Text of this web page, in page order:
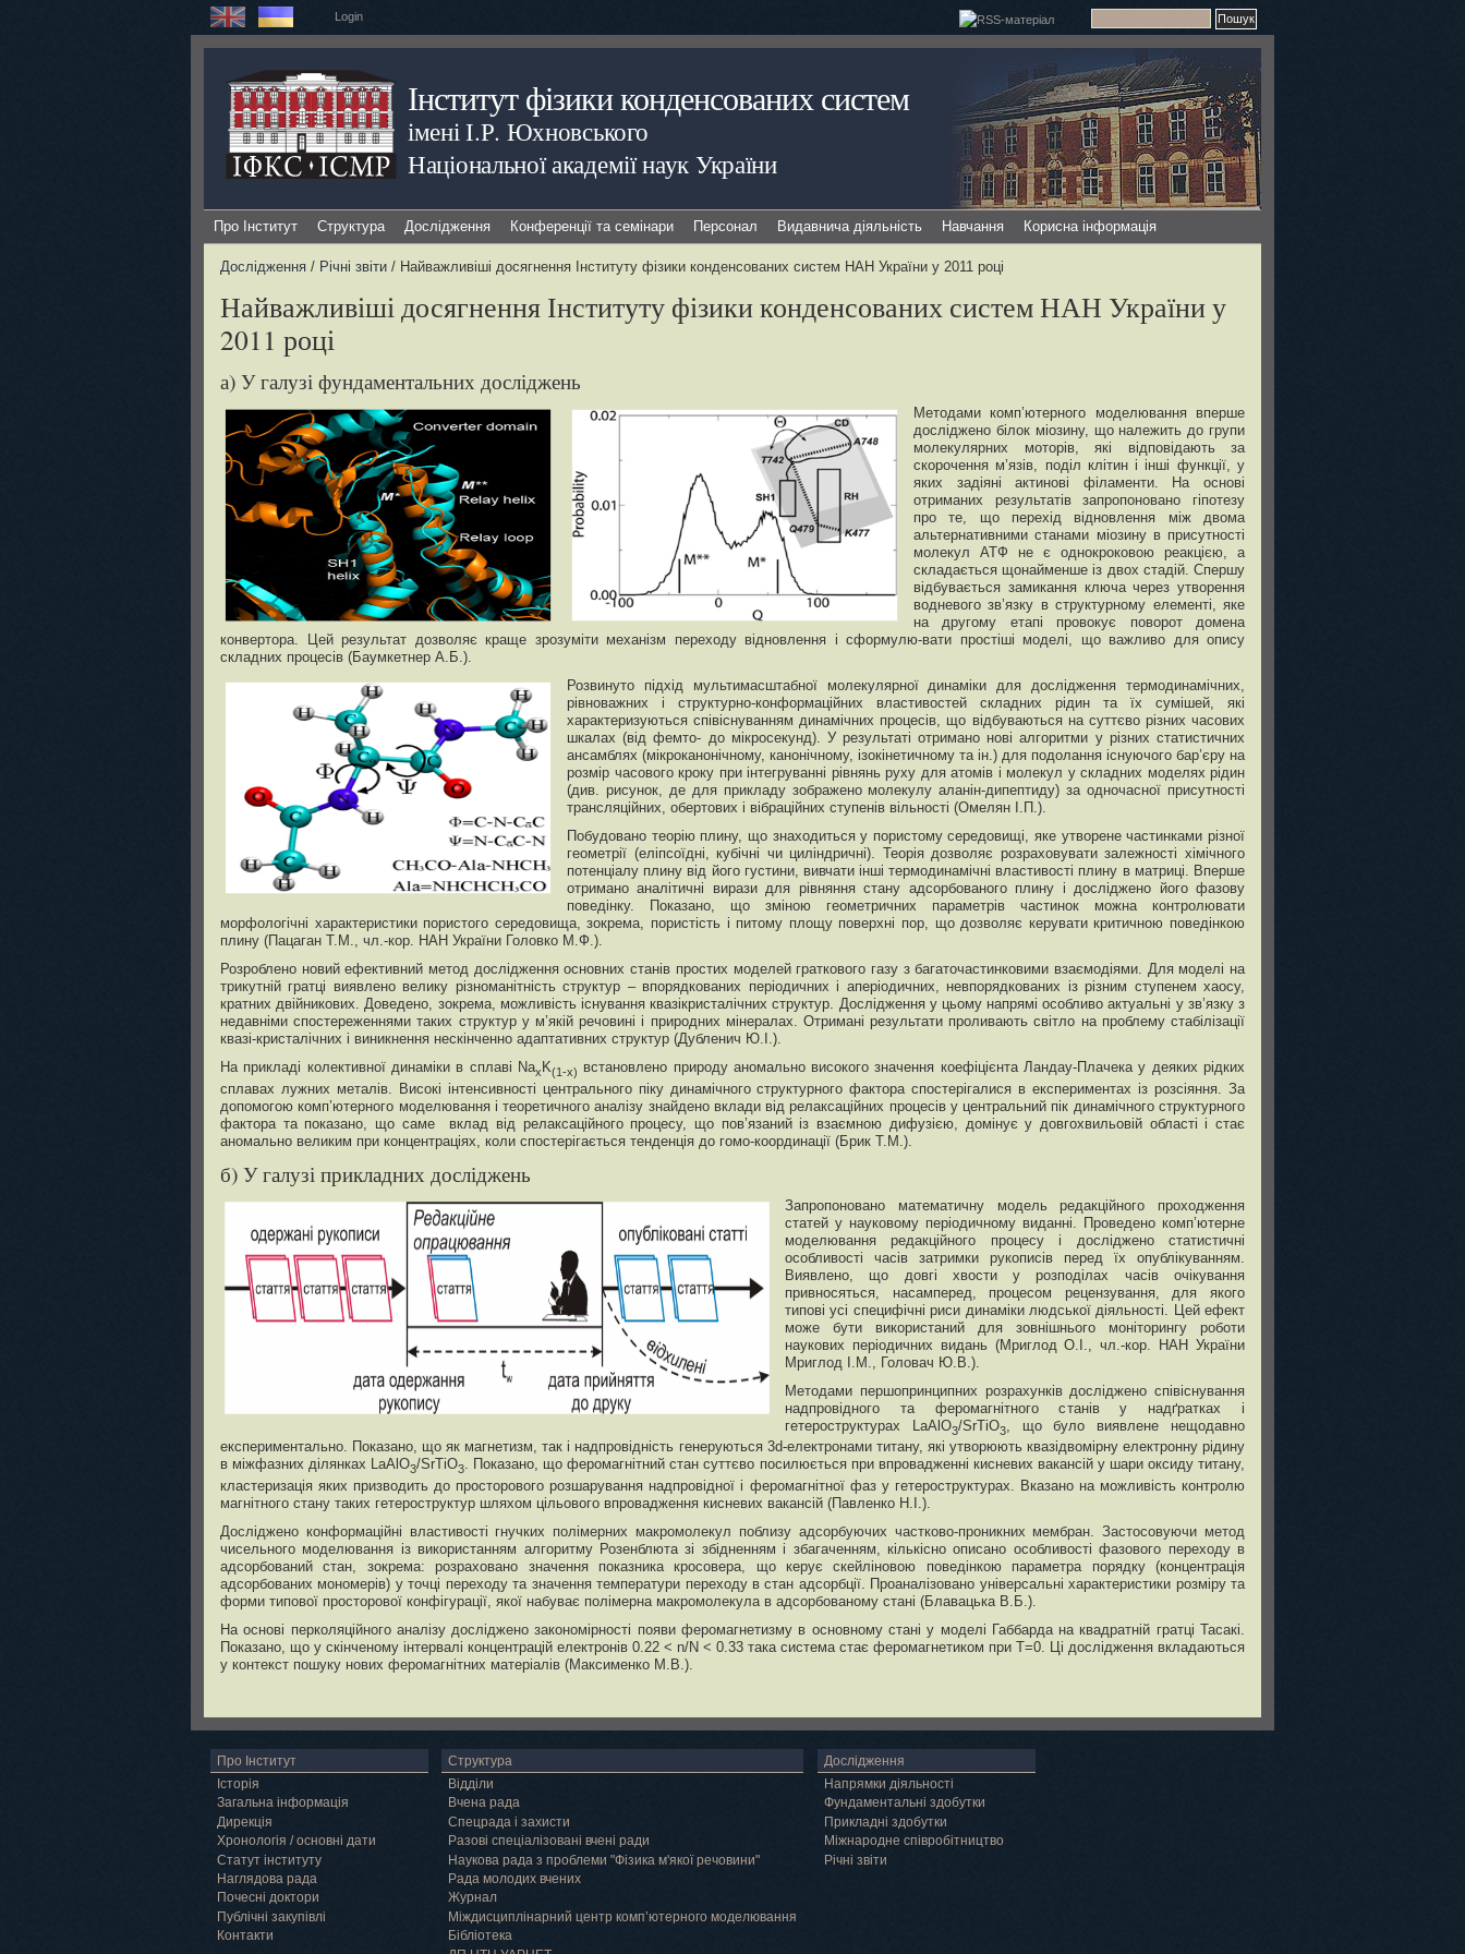
Login
Інститут фізики конденсованих систем
імені І.Р. Юхновського
Національної академії наук України
Про Інститут Структура Дослідження Конференції та семінари Персонал Видавнича діяльність Навчання Корисна інформація
Дослідження / Річні звіти / Найважливіші досягнення Інституту фізики конденсованих систем НАН України у 2011 році
Найважливіші досягнення Інституту фізики конденсованих систем НАН України у
2011 році
а) У галузі фундаментальних досліджень
Методами комп’ютерного моделювання вперше
досліджено білок міозину, що належить до групи
молекулярних моторів, які відповідають за
скорочення м’язів, поділ клітин і інші функції, у
яких задіяні актинові філаменти. На основі
отриманих результатів запропоновано гіпотезу
про те, що перехід відновлення між двома
альтернативними станами міозину в присутності
молекул АТФ не є однокроковою реакцією, а
складається щонайменше із двох стадій. Спершу
відбувається замикання ключа через утворення
водневого зв’язку в структурному елементі, яке
на другому етапі провокує поворот домена
конвертора. Цей результат дозволяє краще зрозуміти механізм переходу відновлення і сформулю-вати простіші моделі, що важливо для опису
складних процесів (Баумкетнер А.Б.).
Розвинуто підхід мультимасштабної молекулярної динаміки для дослідження термодинамічних,
рівноважних і структурно-конформаційних властивостей складних рідин та їх сумішей, які
характеризуються співіснуванням динамічних процесів, що відбуваються на суттєво різних часових
шкалах (від фемто- до мікросекунд). У результаті отримано нові алгоритми у різних статистичних
ансамблях (мікроканонічному, канонічному, ізокінетичному та ін.) для подолання існуючого бар’єру на
розмір часового кроку при інтегруванні рівнянь руху для атомів і молекул у складних моделях рідин
(див. рисунок, де для прикладу зображено молекулу аланін-дипептиду) за одночасної присутності
трансляційних, обертових і вібраційних ступенів вільності (Омелян І.П.).
Побудовано теорію плину, що знаходиться у пористому середовищі, яке утворене частинками різної
геометрії (еліпсоїдні, кубічні чи циліндричні). Теорія дозволяє розраховувати залежності хімічного
потенціалу плину від його густини, вивчати інші термодинамічні властивості плину в матриці. Вперше
отримано аналітичні вирази для рівняння стану адсорбованого плину і досліджено його фазову
поведінку. Показано, що зміною геометричних параметрів частинок можна контролювати
морфологічні характеристики пористого середовища, зокрема, пористість і питому площу поверхні пор, що дозволяє керувати критичною поведінкою
плину (Пацаган Т.М., чл.-кор. НАН України Головко М.Ф.).
Розроблено новий ефективний метод дослідження основних станів простих моделей граткового газу з багаточастинковими взаємодіями. Для моделі на
трикутній гратці виявлено велику різноманітність структур – впорядкованих періодичних і аперіодичних, невпорядкованих із різним ступенем хаосу,
кратних двійникових. Доведено, зокрема, можливість існування квазікристалічних структур. Дослідження у цьому напрямі особливо актуальні у зв’язку з
недавніми спостереженнями таких структур у м’якій речовині і природних мінералах. Отримані результати проливають світло на проблему стабілізації
квазі-кристалічних і виникнення нескінченно адаптативних структур (Дубленич Ю.І.).
На прикладі колективної динаміки в сплаві Nax K(1-x) встановлено природу аномально високого значення коефіцієнта Ландау-Плачека у деяких рідких
сплавах лужних металів. Високі інтенсивності центрального піку динамічного структурного фактора спостерігалися в експериментах із розсіяння. За
допомогою комп’ютерного моделювання і теоретичного аналізу знайдено вклади від релаксаційних процесів у центральний пік динамічного структурного
фактора та показано, що саме вклад від релаксаційного процесу, що пов’язаний із взаємною дифузією, домінує у довгохвильовій області і стає
аномально великим при концентраціях, коли спостерігається тенденція до гомо-координації (Брик Т.М.).
б) У галузі прикладних досліджень
Запропоновано математичну модель редакційного проходження
статей у науковому періодичному виданні. Проведено комп’ютерне
моделювання редакційного процесу і досліджено статистичні
особливості часів затримки рукописів перед їх опублікуванням.
Виявлено, що довгі хвости у розподілах часів очікування
привносяться, насамперед, процесом рецензування, для якого
типові усі специфічні риси динаміки людської діяльності. Цей ефект
може бути використаний для зовнішнього моніторингу роботи
наукових періодичних видань (Мриглод О.І., чл.-кор. НАН України
Мриглод І.М., Головач Ю.В.).
Методами першопринципних розрахунків досліджено співіснування
надпровідного та феромагнітного станів у надґратках і
гетероструктурах LaAlO3/SrTiO3, що було виявлене нещодавно
експериментально. Показано, що як магнетизм, так і надпровідність генеруються 3d-електронами титану, які утворюють квазідвомірну електронну рідину
в міжфазних ділянках LaAlO3/SrTiO3. Показано, що феромагнітний стан суттєво посилюється при впровадженні кисневих вакансій у шари оксиду титану,
кластеризація яких призводить до просторового розшарування надпровідної і феромагнітної фаз у гетероструктурах. Вказано на можливість контролю
магнітного стану таких гетероструктур шляхом цільового впровадження кисневих вакансій (Павленко Н.І.).
Досліджено конформаційні властивості гнучких полімерних макромолекул поблизу адсорбуючих частково-проникних мембран. Застосовуючи метод
чисельного моделювання із використанням алгоритму Розенблюта зі збідненням і збагаченням, кількісно описано особливості фазового переходу в
адсорбований стан, зокрема: розраховано значення показника кросовера, що керує скейліновою поведінкою параметра порядку (концентрація
адсорбованих мономерів) у точці переходу та значення температури переходу в стан адсорбції. Проаналізовано універсальні характеристики розміру та
форми типової просторової конфігурації, якої набуває полімерна макромолекула в адсорбованому стані (Блавацька В.Б.).
На основі перколяційного аналізу досліджено закономірності появи феромагнетизму в основному стані у моделі Габбарда на квадратній гратці Тасакі.
Показано, що у скінченому інтервалі концентрацій електронів 0.22 < n/N < 0.33 така система стає феромагнетиком при T=0. Ці дослідження вкладаються
у контекст пошуку нових феромагнітних матеріалів (Максименко М.В.).
Про Інститут
Історія
Загальна інформація
Дирекція
Хронологія / основні дати
Статут інституту
Наглядова рада
Почесні доктори
Публічні закупівлі
Контакти
Структура
Відділи
Вчена рада
Спецрада і захисти
Разові спеціалізовані вчені ради
Наукова рада з проблеми "Фізика м'якої речовини"
Рада молодих вчених
Журнал
Міждисциплінарний центр комп’ютерного моделювання
Бібліотека
Дослідження
Напрямки діяльності
Фундаментальні здобутки
Прикладні здобутки
Міжнародне співробітництво
Річні звіти